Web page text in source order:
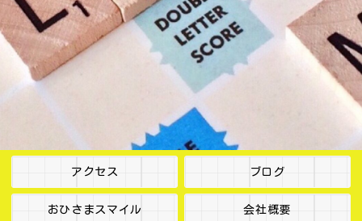
アクセス ブログ
おひさまスマイル 会社概要